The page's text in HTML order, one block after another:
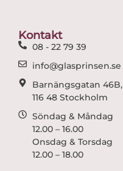
Kontakt
08 - 22 79 39
info@glasprinsen.se
Barnängsgatan 46B,
116 48 Stockholm
Söndag & Måndag
12.00 – 16.00
Onsdag & Torsdag
12.00 – 18.00